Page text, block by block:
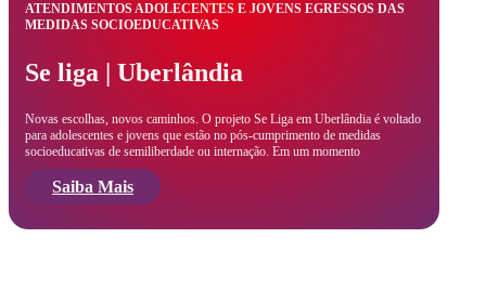
ATENDIMENTOS ADOLECENTES E JOVENS EGRESSOS DAS
MEDIDAS SOCIOEDUCATIVAS
Se liga | Uberlândia
Novas escolhas, novos caminhos. O projeto Se Liga em Uberlândia é voltado
para adolescentes e jovens que estão no pós-cumprimento de medidas
socioeducativas de semiliberdade ou internação. Em um momento
Saiba Mais